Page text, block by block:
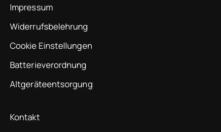
Impressum
Widerrufsbelehrung
Cookie Einstellungen
Batterieverordnung
Altgeräteentsorgung
Kontakt